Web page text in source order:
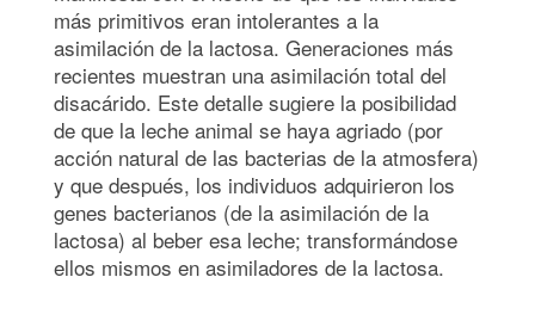
más primitivos eran intolerantes a la
asimilación de la lactosa. Generaciones más
recientes muestran una asimilación total del
disacárido. Este detalle sugiere la posibilidad
de que la leche animal se haya agriado (por
acción natural de las bacterias de la atmosfera)
y que después, los individuos adquirieron los
genes bacterianos (de la asimilación de la
lactosa) al beber esa leche; transformándose
ellos mismos en asimiladores de la lactosa.